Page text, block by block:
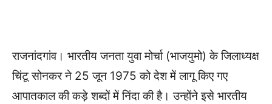
राजनांदगांव। भारतीय जनता युवा मोर्चा (भाजयुमो) के जिलाध्यक्ष
चिंटू सोनकर ने 25 जून 1975 को देश में लागू किए गए
आपातकाल की कड़े शब्दों में निंदा की है। उन्होंने इसे भारतीय